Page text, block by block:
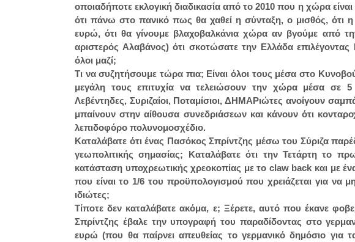
οποιαδήποτε εκλογική διαδικασία από το 2010 που η χώρα
ότι πάνω στο πανικό πως θα χαθεί η σύνταξη, ο μισθός, ότι
ευρώ, ότι θα γίνουμε βλαχοβαλκάνια χώρα αν βγούμε από
αριστερός Αλαβάνος) ότι σκοτώσατε την Ελλάδα επιλέγοντας
όλοι μαζί;
Τι να συζητήσουμε τώρα πια; Είναι όλοι τους μέσα στο
μεγάλη τους επιτυχία να τελειώσουν την χώρα μέσα σε 5
Λεβέντηδες, Συριζαίοι, Ποταμίσιοι, ΔΗΜΑΡιώτες ανοίγουν
μπαίνουν στην αίθουσα συνεδριάσεων και κάνουν ότι
λεπιδοφόρο πολυνομοσχέδιο.
Καταλάβατε ότι ένας Πασόκος Σπρίντζης μέσω του Σύριζα
γεωπολιτικής σημασίας; Καταλάβατε ότι την Τετάρτη το
κατάσταση υποχρεωτικής χρεοκοπίας με το claw back και με
που είναι το 1/6 του προϋπολογισμού που χρειάζεται για να
ιδιώτες;
Τίποτε δεν καταλάβατε ακόμα, ε; Ξέρετε, αυτό που έκανε
Σπρίντζης έβαλε την υπογραφή του παραδίδοντας στο
ευρώ (που θα παίρνει απευθείας το γερμανικό δημόσιο για